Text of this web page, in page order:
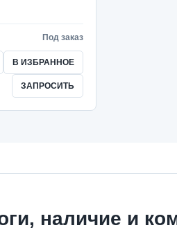
Под заказ
В ИЗБРАННОЕ
ЗАПРОСИТЬ
наличие и